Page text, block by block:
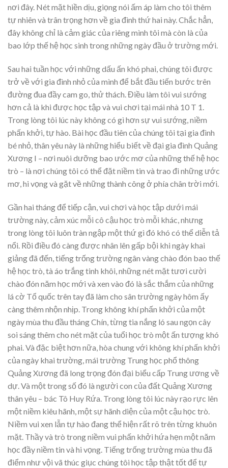
nơi đây. Nét mặt hiền dịu, giọng nói ấm áp làm cho tôi thêm
tự nhiên và trân trọng hơn về gia đình thứ hai này. Chắc hẳn,
đây không chỉ là cảm giác của riêng mình tôi mà còn là của
bao lớp thế hệ học sinh trong những ngày đầu ở trường mới.
Sau hai tuần học với những dấu ấn khó phai, chúng tôi được
trở về với gia đình nhỏ của mình để bắt đầu tiến bước trên
đường đua đầy cam go, thử thách. Điều làm tôi vui sướng
hơn cả là khi được học tập và vui chơi tại mái nhà 10 T 1.
Trong lòng tôi lúc này không có gì hơn sự vui sướng, niềm
phấn khởi, tự hào. Bài học đầu tiên của chúng tôi tại gia đình
bé nhỏ, thân yêu này là những hiểu biết về đại gia đình Quảng
Xương I – nơi nuôi dưỡng bao ước mơ của những thế hệ học
trò – là nơi chúng tôi có thể đặt niềm tin và trao đi những ước
mơ, hi vọng và gặt về những thành công ở phía chân trời mới.
Gần hai tháng để tiếp cận, vui chơi và học tập dưới mái
trường này, cảm xúc mỗi cô cậu học trò mỗi khác, nhưng
trong lòng tôi luôn tràn ngập một thứ gì đó khó có thể diễn tả
nổi. Rồi điều đó càng được nhân lên gấp bội khi ngày khai
giảng đã đến, tiếng trống trường ngân vàng chào đón bao thế
hệ học trò, tà áo trắng tinh khôi, những nét mặt tươi cười
chào đón năm học mới và xen vào đó là sắc thắm của những
lá cờ Tổ quốc trên tay đã làm cho sân trường ngày hôm ấy
càng thêm nhộn nhịp. Trong không khí phấn khởi của một
ngày mùa thu đầu tháng Chín, từng tia nắng ló sau ngọn cây
soi sáng thêm cho nét mặt của tuổi học trò một ấn tượng khó
phai. Và đặc biệt hơn nữa, hòa chung với không khí phấn khởi
của ngày khai trường, mái trường Trung học phổ thông
Quảng Xương đã long trọng đón đại biểu cấp Trung ương về
dự. Và một trong số đó là người con của đất Quảng Xương
thân yêu – bác Tô Huy Rứa. Trong lòng tôi lúc này rạo rực lên
một niềm kiêu hãnh, một sự hãnh diện của một cậu học trò.
Niềm vui xen lẫn tự hào đang thể hiện rất rõ trên từng khuôn
mặt. Thầy và trò trong niềm vui phấn khởi hứa hẹn một năm
học đầy niềm tin và hi vọng. Tiếng trống trường mùa thu đã
điểm như vội vã thúc giục chúng tôi học tập thật tốt để tự